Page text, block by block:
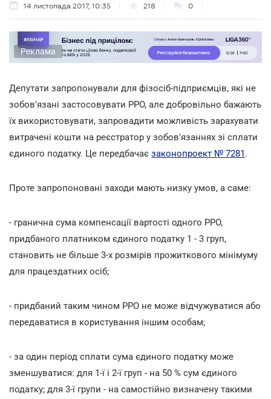
14 листопада 2017, 10:35 218 0
Реклама
Депутати запропонували для фізосіб-підприємців, які не
зобов'язані застосовувати РРО, але добровільно бажають
їх використовувати, запровадити можливість зарахувати
витрачені кошти на реєстратор у зобов'язаннях зі сплати
єдиного податку. Це передбачає законопроект № 7281.
Проте запропоновані заходи мають низку умов, а саме:
- гранична сума компенсації вартості одного РРО,
придбаного платником єдиного податку 1 - 3 груп,
становить не більше 3-х розмірів прожиткового мінімуму
для працездатних осіб;
- придбаний таким чином РРО не може відчужуватися або
передаватися в користування іншим особам;
- за один період сплати сума єдиного податку може
зменшуватися: для 1-ї і 2-ї груп - на 50 % сум єдиного
податку; для 3-ї групи - на самостійно визначену такими